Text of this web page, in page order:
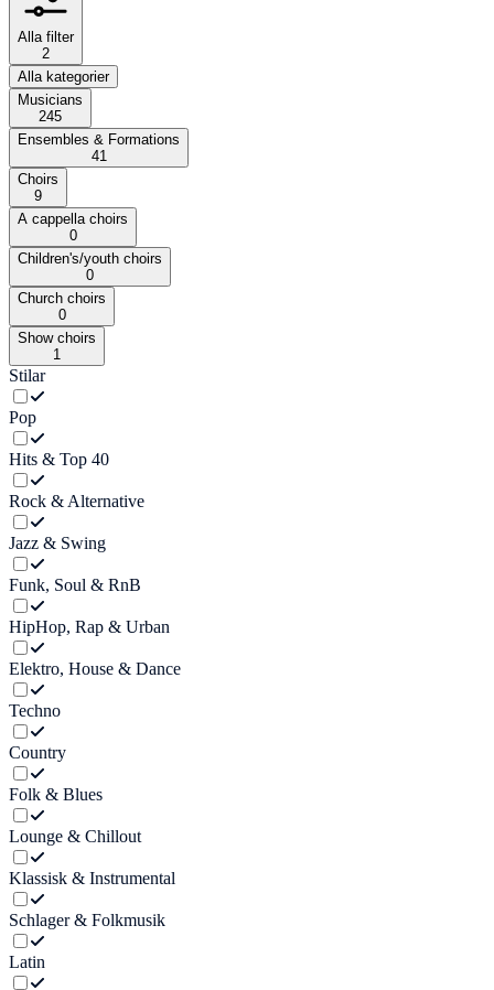
Alla filter
2
Alla kategorier
Musicians
245
Ensembles & Formations
41
Choirs
9
A cappella choirs
0
Children's/youth choirs
0
Church choirs
0
Show choirs
1
Stilar
Pop
Hits & Top 40
Rock & Alternative
Jazz & Swing
Funk, Soul & RnB
HipHop, Rap & Urban
Elektro, House & Dance
Techno
Country
Folk & Blues
Lounge & Chillout
Klassisk & Instrumental
Schlager & Folkmusik
Latin